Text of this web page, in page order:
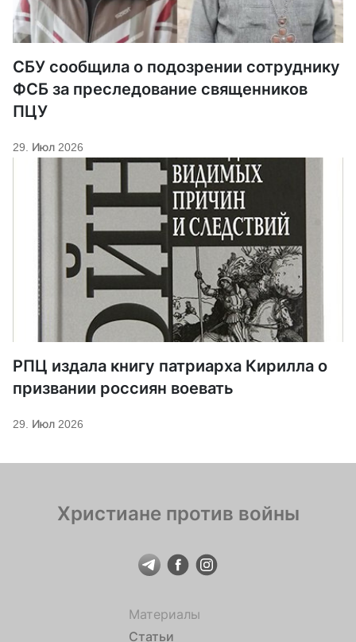
СБУ сообщила о подозрении сотруднику
ФСБ за преследование священников
ПЦУ
29. Июл 2026
РПЦ издала книгу патриарха Кирилла о
призвании россиян воевать
29. Июл 2026
Христиане против войны
Материалы
Статьи